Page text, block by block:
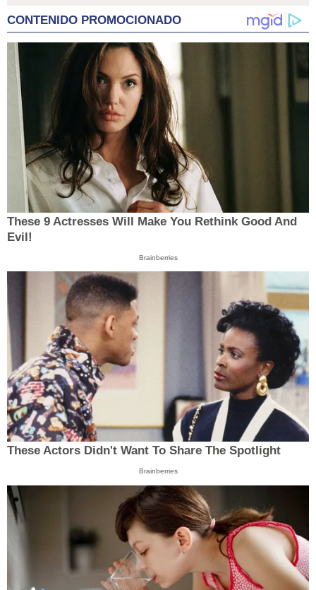
CONTENIDO PROMOCIONADO
These 9 Actresses Will Make You Rethink Good And
Evil!
Brainberries
These Actors Didn't Want To Share The Spotlight
Brainberries